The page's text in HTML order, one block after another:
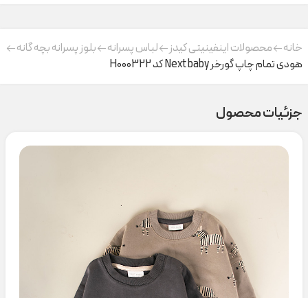
خانه محصولات اینفینیتی کیدز لباس پسرانه
بلوز پسرانه بچه گانه
هودی تمام چاپ گورخر Next baby کد H000322
جزئیات محصول